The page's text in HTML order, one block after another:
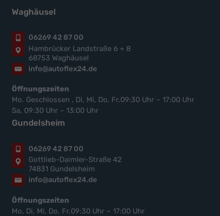
Waghäusel
06269 42 87 00
Hambrücker Landstraße 6 + 8
68753 Waghäusel
info@autoflex24.de
Öffnungszeiten
Mo. Geschlossen , Di, Mi, Do, Fr,09:30 Uhr – 17:00 Uhr
Sa, 09:30 Uhr – 13:00 Uhr
Gundelsheim
06269 42 87 00
Gottlieb-Daimler-Straße 42
74831 Gundelsheim
info@autoflex24.de
Öffnungszeiten
Mo, Di, Mi, Do, Fr,09:30 Uhr – 17:00 Uhr